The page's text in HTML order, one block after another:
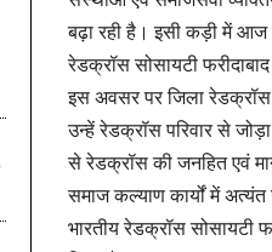
बढ़ा रही है। इसी कड़ी में आज
रेडक्रॉस सोसायटी
इस अवसर पर जिला रेडक्रॉस
उन्हें रेडक्रॉस परिवार से
से रेडक्रॉस की जनहित एवं
समाज कल्याण कार्यों में
भारतीय रेडक्रॉस सोसायटी